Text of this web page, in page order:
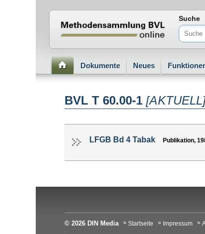
Normenportal Suche
Dokumente Neues
BVL T 60.00-1
LFGB Bd 4 Tabak Publikation,
© 2026 DIN Media Startseite Impressum